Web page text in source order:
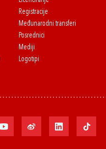
Registracije
Međunarodni transferi
Posrednici
Mediji
Logotipi